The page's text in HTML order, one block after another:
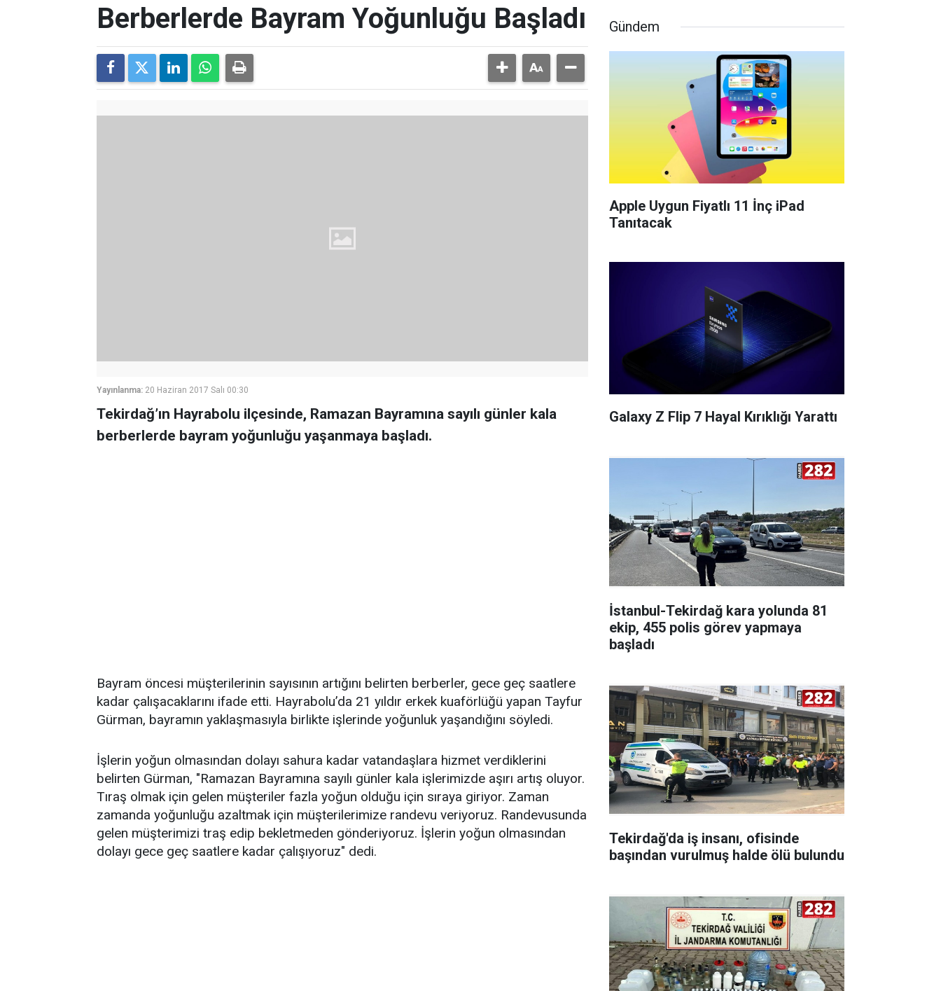
Berberlerde Bayram Yoğunluğu Başladı
Yayınlanma: 20 Haziran 2017 Salı 00:30
Tekirdağ’ın Hayrabolu ilçesinde, Ramazan Bayramına sayılı günler kala
berberlerde bayram yoğunluğu yaşanmaya başladı.
Bayram öncesi müşterilerinin sayısının artığını belirten berberler, gece geç saatlere
kadar çalışacaklarını ifade etti. Hayrabolu’da 21 yıldır erkek kuaförlüğü yapan Tayfur
Gürman, bayramın yaklaşmasıyla birlikte işlerinde yoğunluk yaşandığını söyledi.
İşlerin yoğun olmasından dolayı sahura kadar vatandaşlara hizmet verdiklerini
belirten Gürman, "Ramazan Bayramına sayılı günler kala işlerimizde aşırı artış oluyor.
Tıraş olmak için gelen müşteriler fazla yoğun olduğu için sıraya giriyor. Zaman
zamanda yoğunluğu azaltmak için müşterilerimize randevu veriyoruz. Randevusunda
gelen müşterimizi traş edip bekletmeden gönderiyoruz. İşlerin yoğun olmasından
dolayı gece geç saatlere kadar çalışıyoruz" dedi.
Gündem
Apple Uygun Fiyatlı 11 İnç iPad
Tanıtacak
Galaxy Z Flip 7 Hayal Kırıklığı Yarattı
İstanbul-Tekirdağ kara yolunda 81
ekip, 455 polis görev yapmaya
başladı
Tekirdağ'da iş insanı, ofisinde
başından vurulmuş halde ölü bulundu